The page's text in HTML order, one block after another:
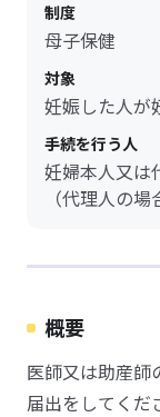
制度
母子保健
対象
妊娠した人が
手続を行う人
妊婦本人又は
（代理人の
概要
医師又は助産師
届出をしてくだ